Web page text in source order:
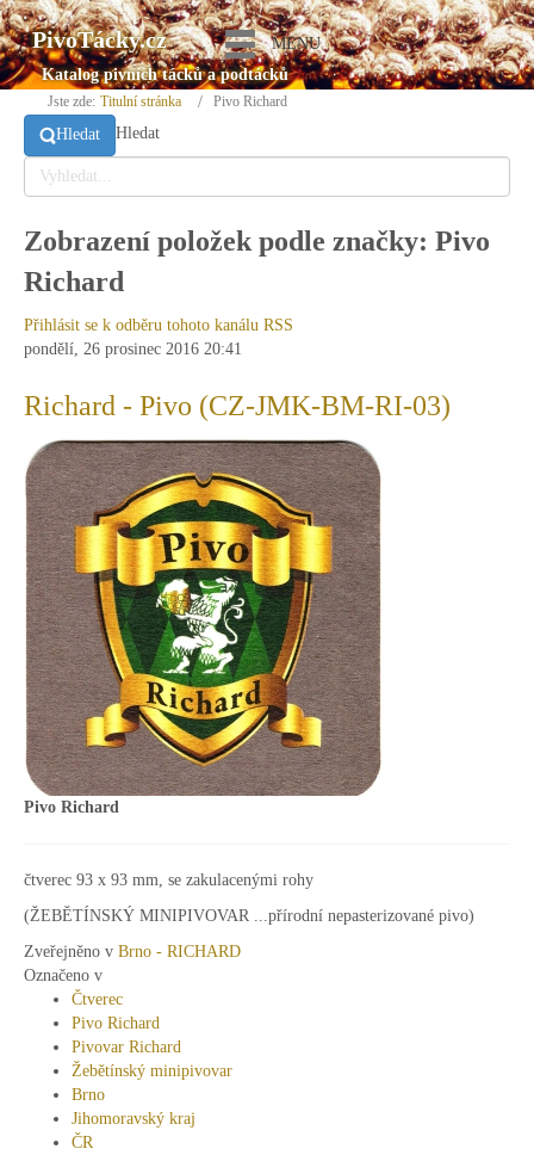
MENU
Katalog pivních tácků a podtácků
PivoTácky.cz
Jste zde: Titulní stránka Pivo Richard
Hledat Hledat
Zobrazení položek podle značky: Pivo
Richard
Přihlásit se k odběru tohoto kanálu RSS
pondělí, 26 prosinec 2016 20:41
Richard - Pivo (CZ-JMK-BM-RI-03)
Pivo Richard
čtverec 93 x 93 mm, se zakulacenými rohy
(ŽEBĚTÍNSKÝ MINIPIVOVAR ...přírodní nepasterizované pivo)
Zveřejněno v Brno - RICHARD
Označeno v
Čtverec
Pivo Richard
Pivovar Richard
Žebětínský minipivovar
Brno
Jihomoravský kraj
ČR